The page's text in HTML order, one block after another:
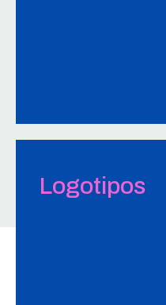
Logotipos